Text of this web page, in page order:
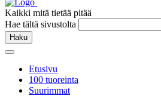
Kaikki mitä tietää pitää
Hae tältä sivustolta
Haku
Etusivu
100 tuoreinta
Suurimmat